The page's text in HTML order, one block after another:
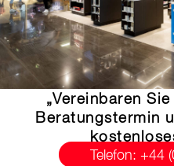
„Vereinbaren
Beratungstermin
Telefon: +44